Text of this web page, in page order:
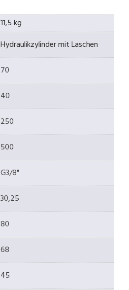
11,5 kg
Hydraulikzylinder mit Laschen
70
40
250
500
G3/8"
30,25
80
68
45